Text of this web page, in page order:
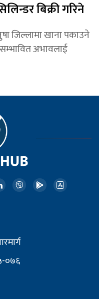
बिक्री गरिने
जिल्लामा खाना पकाउने
अभावलाई
०७६